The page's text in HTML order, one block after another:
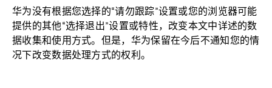
华为没有根据您选择的“请勿跟踪”设置或您的浏览器可能
提供的其他“选择退出”设置或特性，改变本文中详述的数
据收集和使用方式。但是，华为保留在今后不通知您的情
况下改变数据处理方式的权利。